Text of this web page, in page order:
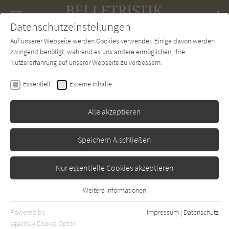
SUCHE Forum Charts Newsletter
Lars Gustafsson
Die dritte Rochade des
Bernard Foy
Hanser
Datenschutzeinstellungen
Auf unserer Webseite werden Cookies verwendet. Einige davon werden
zwingend benötigt, während es uns andere ermöglichen, Ihre
Nutzererfahrung auf unserer Webseite zu verbessern.
Essentiell Externe Inhalte
Alle akzeptieren
Speichern & schließen
Nur essentielle Cookies akzeptieren
Essentielle Cookies werden für grundlegende Funktionen der
Webseite benötigt. Dadurch ist gewährleistet, dass die Webseite
Weitere Informationen
Powered by
sgalinski Cookie Opt In
Impressum | Datenschutz